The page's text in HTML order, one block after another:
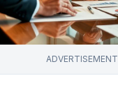
ADVERTISEMENT